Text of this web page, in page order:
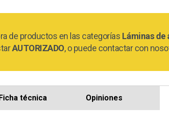
de productos en las categorías Láminas
AUTORIZADO, o puede contactar con
técnica Opiniones